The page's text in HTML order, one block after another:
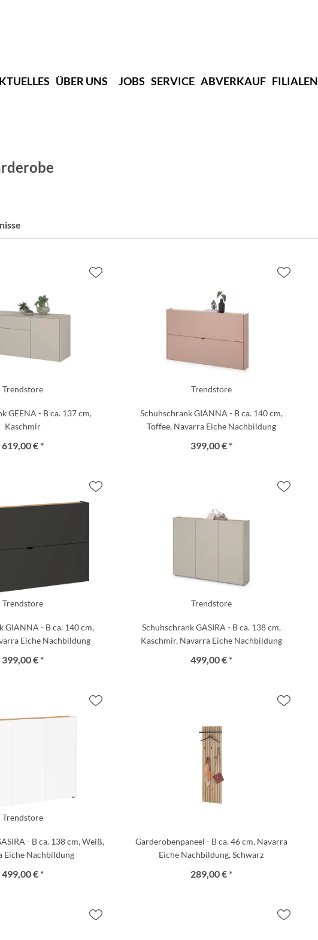
ÜBER UNS JOBS SERVICE ABVERKAUF FILIALEN
Trendstore
GEENA - B ca. 137 cm,
Kaschmir
619,00 € *
Trendstore
Schuhschrank GIANNA - B ca. 140 cm,
Toffee, Navarra Eiche Nachbildung
399,00 € *
Trendstore
GIANNA - B ca. 140 cm,
Eiche Nachbildung
399,00 € *
Trendstore
Schuhschrank GASIRA - B ca. 138 cm,
Kaschmir, Navarra Eiche Nachbildung
499,00 € *
Trendstore
- B ca. 138 cm, Weiß,
Eiche Nachbildung
499,00 € *
Garderobenpaneel - B ca. 46 cm, Navarra
Eiche Nachbildung, Schwarz
289,00 € *